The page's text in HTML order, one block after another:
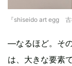
『shiseido art egg
―なるほど。そ
は、大きな要素